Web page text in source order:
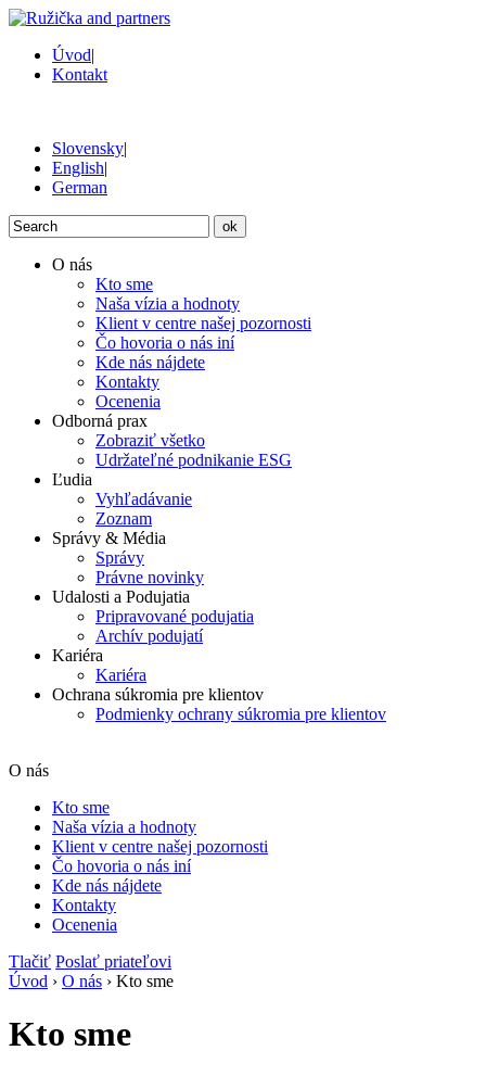
Úvod|
Kontakt
Slovensky|
English|
German
ok
O nás
Kto sme
Naša vízia a hodnoty
Klient v centre našej pozornosti
Čo hovoria o nás iní
Kde nás nájdete
Kontakty
Ocenenia
Odborná prax
Zobraziť všetko
Udržateľné podnikanie ESG
Ľudia
Vyhľadávanie
Zoznam
Správy & Média
Správy
Právne novinky
Udalosti a Podujatia
Pripravované podujatia
Archív podujatí
Kariéra
Kariéra
Ochrana súkromia pre klientov
Podmienky ochrany súkromia pre klientov
O nás
Kto sme
Naša vízia a hodnoty
Klient v centre našej pozornosti
Čo hovoria o nás iní
Kde nás nájdete
Kontakty
Ocenenia
Tlačiť Poslať priateľovi
Úvod › O nás › Kto sme
Kto sme